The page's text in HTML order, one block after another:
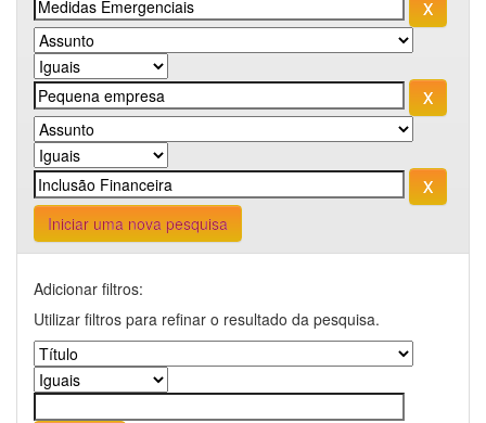
Iniciar uma nova pesquisa
Adicionar filtros:
Utilizar filtros para refinar o resultado da pesquisa.